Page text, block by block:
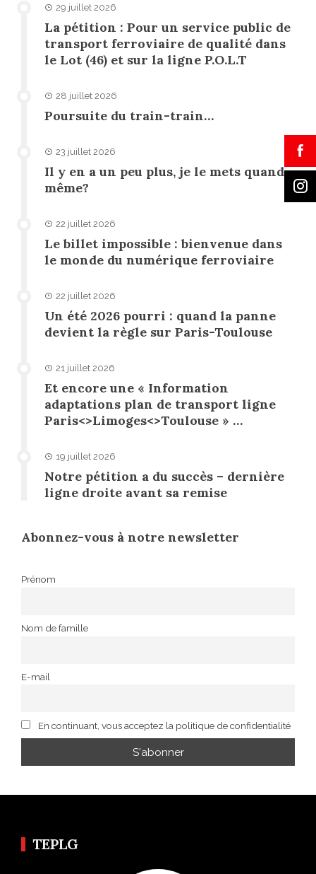
29 juillet 2026
La pétition : Pour un service public de
transport ferroviaire de qualité dans
le Lot (46) et sur la ligne P.O.L.T
28 juillet 2026
Poursuite du train-train…
23 juillet 2026
Il y en a un peu plus, je le mets quand
même?
22 juillet 2026
Le billet impossible : bienvenue dans
le monde du numérique ferroviaire
22 juillet 2026
Un été 2026 pourri : quand la panne
devient la règle sur Paris-Toulouse
21 juillet 2026
Et encore une « Information
adaptations plan de transport ligne
Paris<>Limoges<>Toulouse » …
19 juillet 2026
Notre pétition a du succès – dernière
ligne droite avant sa remise
Abonnez-vous à notre newsletter
Prénom
Nom de famille
E-mail
En continuant, vous acceptez la politique de confidentialité
TEPLG